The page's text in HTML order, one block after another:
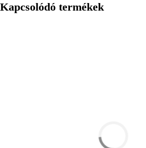
Kapcsolódó termékek